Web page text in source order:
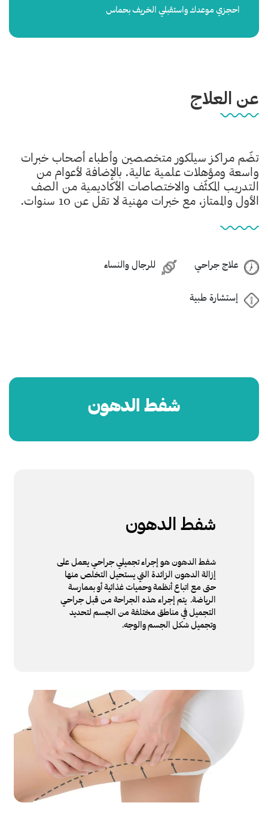
احجزي موعدك واستقبلي الخريف بحماس
عن العلاج
تضّم مراكز سيلكور متخصصين وأطباء أصحاب خبرات
واسعة ومؤهلات علمية عالية. بالإضافة لأعوام من
التدريب المكثّف والاختصاصات الأكاديمية من الصف
الأول والممتاز، مع خبرات مهنية لا تقل عن 10 سنوات.
علاج جراحي للرجال والنساء
إستشارة طبية
شفط الدهون
شفط الدهون
شفط الدهون هو إجراء تجميلي جراحي يعمل على
إزالة الدهون الزائدة التي يستحيل التخلص منها
حتى مع اتباع أنظمة وحميات غذائية أو بممارسة
الرياضة. يتم إجراء هذه الجراحة من قبل جراحي
التجميل في مناطق مختلفة من الجسم لتحديد
وتجميل شكل الجسم والوجه.